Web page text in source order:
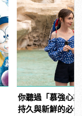
你聽過「慕強心
持久與新鮮的必